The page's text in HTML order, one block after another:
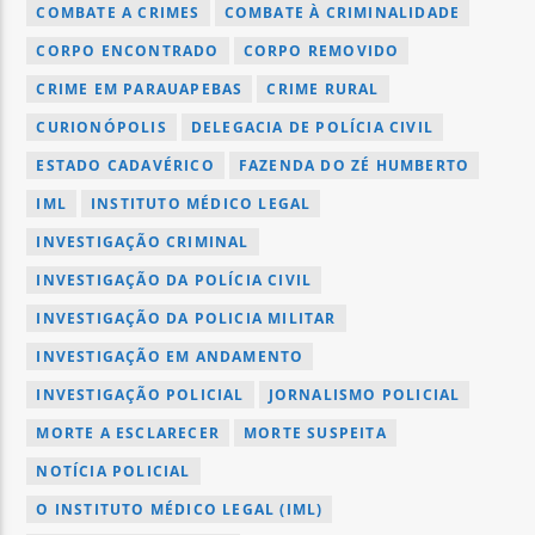
COMBATE A CRIMES
COMBATE À CRIMINALIDADE
CORPO ENCONTRADO
CORPO REMOVIDO
CRIME EM PARAUAPEBAS
CRIME RURAL
CURIONÓPOLIS
DELEGACIA DE POLÍCIA CIVIL
ESTADO CADAVÉRICO
FAZENDA DO ZÉ HUMBERTO
IML
INSTITUTO MÉDICO LEGAL
INVESTIGAÇÃO CRIMINAL
INVESTIGAÇÃO DA POLÍCIA CIVIL
INVESTIGAÇÃO DA POLICIA MILITAR
INVESTIGAÇÃO EM ANDAMENTO
INVESTIGAÇÃO POLICIAL
JORNALISMO POLICIAL
MORTE A ESCLARECER
MORTE SUSPEITA
NOTÍCIA POLICIAL
O INSTITUTO MÉDICO LEGAL (IML)